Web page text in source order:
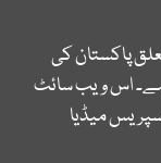
پاکستان کی
اس ویب سائٹ
میڈیا